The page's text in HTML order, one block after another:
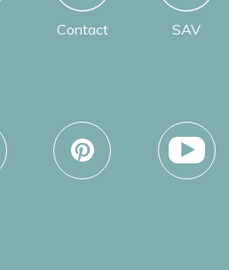
Contact SAV